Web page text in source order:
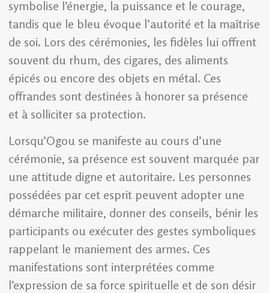
symbolise l’énergie, la puissance et le courage,
tandis que le bleu évoque l’autorité et la maîtrise
de soi. Lors des cérémonies, les fidèles lui offrent
souvent du rhum, des cigares, des aliments
épicés ou encore des objets en métal. Ces
offrandes sont destinées à honorer sa présence
et à solliciter sa protection.
Lorsqu’Ogou se manifeste au cours d’une
cérémonie, sa présence est souvent marquée par
une attitude digne et autoritaire. Les personnes
possédées par cet esprit peuvent adopter une
démarche militaire, donner des conseils, bénir les
participants ou exécuter des gestes symboliques
rappelant le maniement des armes. Ces
manifestations sont interprétées comme
l’expression de sa force spirituelle et de son désir